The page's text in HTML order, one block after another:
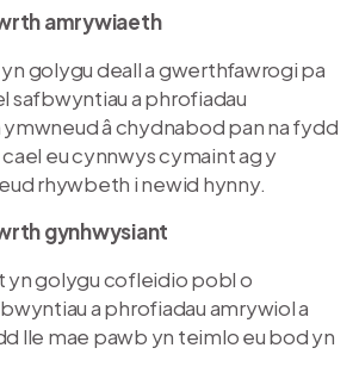
amrywiaeth
golygu deall a gwerthfawrogi pa
safbwyntiau a phrofiadau
â chydnabod pan na fydd
eu cynnwys cymaint ag y
rhywbeth i newid hynny.
gynhwysiant
yn golygu cofleidio pobl o
a phrofiadau amrywiol a
lle mae pawb yn teimlo eu bod yn